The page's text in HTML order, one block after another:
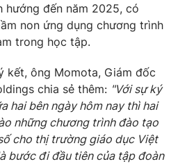
hướng đến năm 2025, có
non ứng dụng chương trình
trong học tập.
kết, ông Momota, Giám đốc
chia sẻ thêm: "Với sự ký
hai bên ngày hôm nay thì hai
những chương trình đào tạo
cho thị trường giáo dục Việt
bước đi đầu tiên của tập đoàn